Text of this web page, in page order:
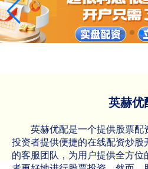
英赫优
英赫优配是一个提供股票
投资者提供便捷的在线配资炒
的客服团队，为用户提供全方